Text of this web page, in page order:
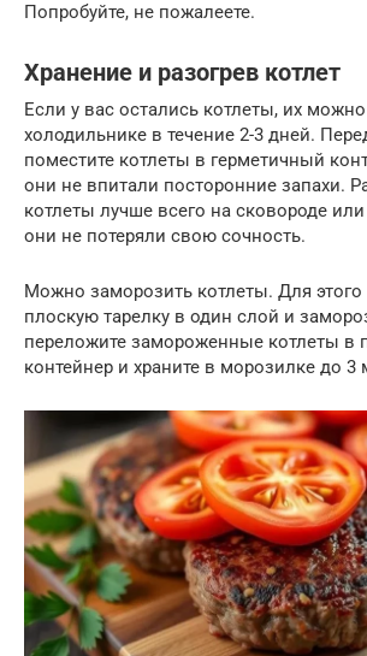
Попробуйте, не пожалеете.
Хранение и разогрев котлет
Если у вас остались котлеты, их
холодильнике в течение 2-3 дней.
поместите котлеты в герметичный
они не впитали посторонние запахи.
котлеты лучше всего на сковороде
они не потеряли свою сочность.
Можно заморозить котлеты. Для
плоскую тарелку в один слой и
переложите замороженные котлеты в
контейнер и храните в морозилке до 3